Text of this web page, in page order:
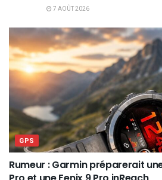
7 AOÛT 2026
GPS
Rumeur : Garmin préparerait